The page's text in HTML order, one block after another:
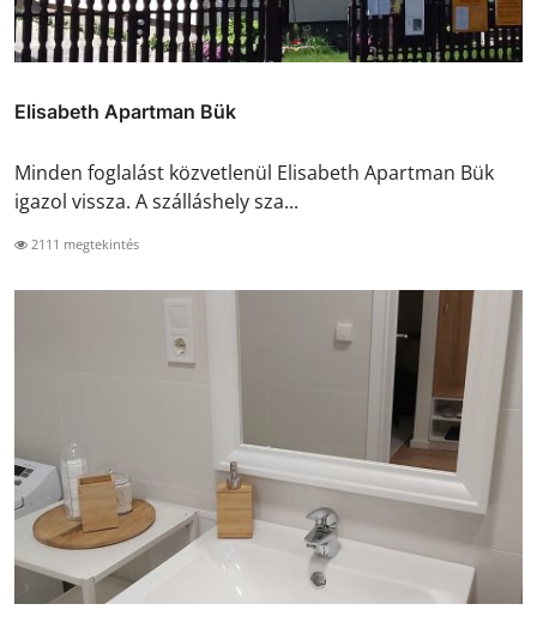
Elisabeth Apartman Bük
Minden foglalást közvetlenül Elisabeth Apartman Bük
igazol vissza. A szálláshely sza...
2111 megtekintés